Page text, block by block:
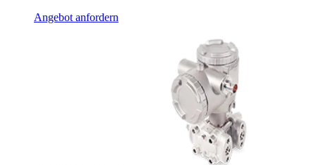
Angebot anfordern